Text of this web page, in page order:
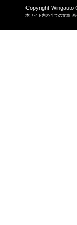
Copyright Wingauto
本サイト内の全ての文章･